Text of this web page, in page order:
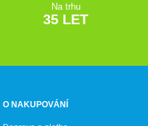
Na trhu
35 LET
O NAKUPOVÁNÍ